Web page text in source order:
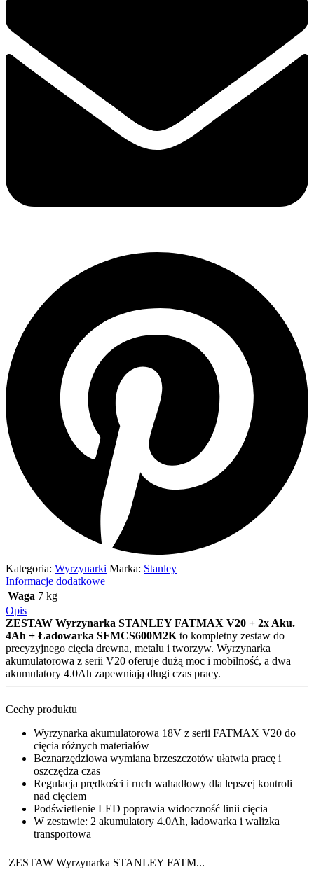
Kategoria: Wyrzynarki Marka: Stanley
Informacje dodatkowe
Waga 7 kg
Opis
ZESTAW Wyrzynarka STANLEY FATMAX V20 + 2x Aku.
4Ah + Ładowarka SFMCS600M2Kto kompletny zestaw do
precyzyjnego cięcia drewna, metalu i tworzyw. Wyrzynarka
akumulatorowa z serii V20 oferuje dużą moc i mobilność, a dwa
akumulatory 4.0Ah zapewniają długi czas pracy.
Cechy produktu
Wyrzynarka akumulatorowa 18V z serii FATMAX V20 do
cięcia różnych materiałów
Beznarzędziowa wymiana brzeszczotów ułatwia pracę i
oszczędza czas
Regulacja prędkości i ruch wahadłowy dla lepszej kontroli
nad cięciem
Podświetlenie LED poprawia widoczność linii cięcia
W zestawie: 2 akumulatory 4.0Ah, ładowarka i walizka
transportowa
ZESTAW Wyrzynarka STANLEY FATM...